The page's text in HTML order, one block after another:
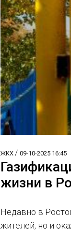
ЖКХ /09-10-2025 16:45
жизни в
Недавно в
жителей, но и